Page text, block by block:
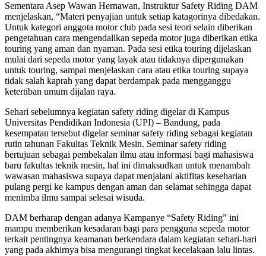
Sementara Asep Wawan Hernawan, Instruktur Safety Riding DAM
menjelaskan, “Materi penyajian untuk setiap katagorinya dibedakan.
Untuk kategori anggota motor club pada sesi teori selain diberikan
pengetahuan cara mengendalikan sepeda motor juga diberikan etika
touring yang aman dan nyaman. Pada sesi etika touring dijelaskan
mulai dari sepeda motor yang layak atau tidaknya dipergunakan
untuk touring, sampai menjelaskan cara atau etika touring supaya
tidak salah kaprah yang dapat berdampak pada mengganggu
ketertiban umum dijalan raya.
Sehari sebelumnya kegiatan safety riding digelar di Kampus
Universitas Pendidikan Indonesia (UPI) – Bandung, pada
kesempatan tersebut digelar seminar safety riding sebagai kegiatan
rutin tahunan Fakultas Teknik Mesin. Seminar safety riding
bertujuan sebagai pembekalan ilmu atau informasi bagi mahasiswa
baru fakultas teknik mesin, hal ini dimaksudkan untuk menambah
wawasan mahasiswa supaya dapat menjalani aktifitas keseharian
pulang pergi ke kampus dengan aman dan selamat sehingga dapat
menimba ilmu sampai selesai wisuda.
DAM berharap dengan adanya Kampanye “Safety Riding” ini
mampu memberikan kesadaran bagi para pengguna sepeda motor
terkait pentingnya keamanan berkendara dalam kegiatan sehari-hari
yang pada akhirnya bisa mengurangi tingkat kecelakaan lalu lintas.